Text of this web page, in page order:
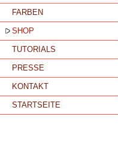
FARBEN
SHOP
TUTORIALS
PRESSE
KONTAKT
STARTSEITE